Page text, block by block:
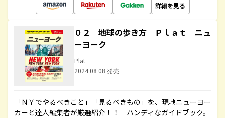
詳細を見る
０２ 地球の歩き方 Ｐｌａｔ ニュ
ーヨーク
Plat
2024.08.08 発売
「ＮＹでやるべきこと」「見るべきもの」を、現地ニューヨー
カーと達人編集者が厳選紹介！！ ハンディなガイドブック。